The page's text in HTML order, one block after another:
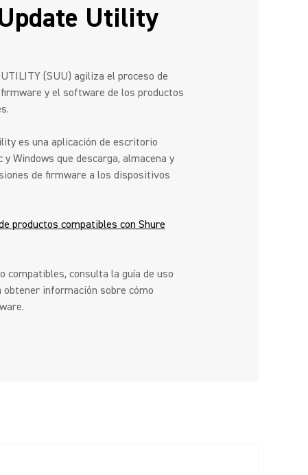
Utility
(SUU) agiliza el proceso de
y el software de los productos
es una aplicación de escritorio
Windows que descarga, almacena y
de firmware a los dispositivos
productos compatibles con Shure
compatibles, consulta la guía de uso
obtener información sobre cómo